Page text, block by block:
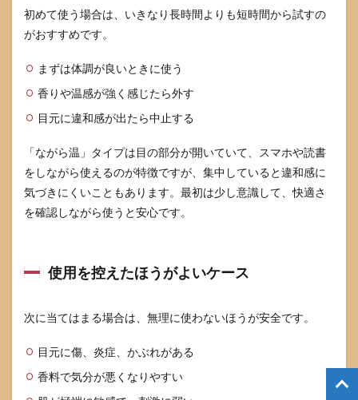
初めて使う場合は、いきなり長時間よりも短時間から試すの
がおすすめです。
まずは体調が良いときに使う
香りや温感が強く感じたら外す
目元に違和感が出たら中止する
「ながら温」タイプは目の部分が開いていて、スマホや読書
をしながら使えるのが特徴ですが、集中していると違和感に
気づきにくいこともあります。最初は少し意識して、快適さ
を確認しながら使うと安心です。
使用を控えたほうがよいケース
次に当てはまる場合は、無理に使わないほうが安全です。
目元に傷、炎症、かぶれがある
香料で気分が悪くなりやすい